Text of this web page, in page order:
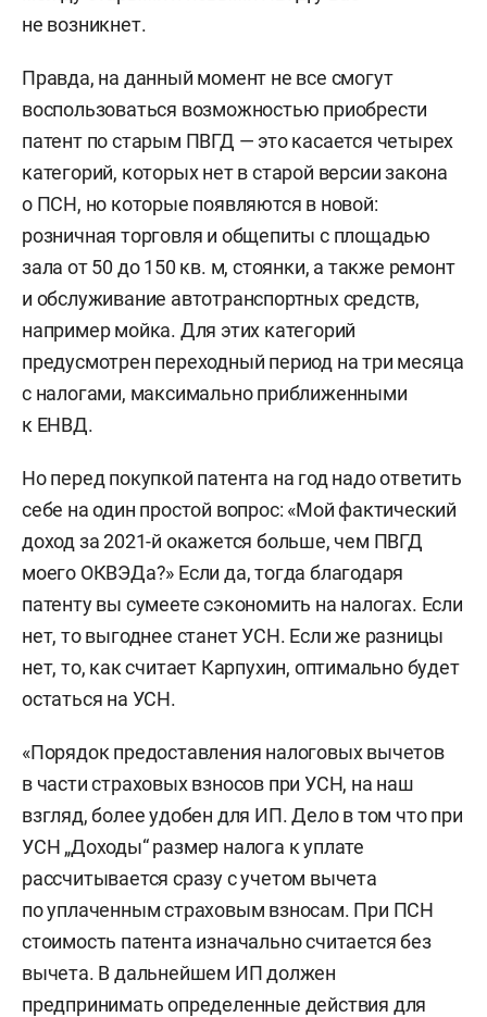
не возникнет.
Правда, на данный момент не все смогут
воспользоваться возможностью приобрести
патент по старым ПВГД — это касается четырех
категорий, которых нет в старой версии закона
о ПСН, но которые появляются в новой:
розничная торговля и общепиты с площадью
зала от 50 до 150 кв. м, стоянки, а также ремонт
и обслуживание автотранспортных средств,
например мойка. Для этих категорий
предусмотрен переходный период на три месяца
с налогами, максимально приближенными
к ЕНВД.
Но перед покупкой патента на год надо ответить
себе на один простой вопрос: «Мой фактический
доход за 2021-й окажется больше, чем ПВГД
моего ОКВЭДа?» Если да, тогда благодаря
патенту вы сумеете сэкономить на налогах. Если
нет, то выгоднее станет УСН. Если же разницы
нет, то, как считает Карпухин, оптимально будет
остаться на УСН.
«Порядок предоставления налоговых вычетов
в части страховых взносов при УСН, на наш
взгляд, более удобен для ИП. Дело в том что при
УСН „Доходы“ размер налога к уплате
рассчитывается сразу с учетом вычета
по уплаченным страховым взносам. При ПСН
стоимость патента изначально считается без
вычета. В дальнейшем ИП должен
предпринимать определенные действия для